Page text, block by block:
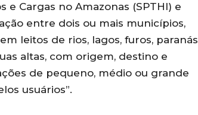
Cargas no Amazonas (SPTHI) e
entre dois ou mais municípios,
leitos de rios, lagos, furos, paranás
altas, com origem, destino e
de pequeno, médio ou grande
usuários”.